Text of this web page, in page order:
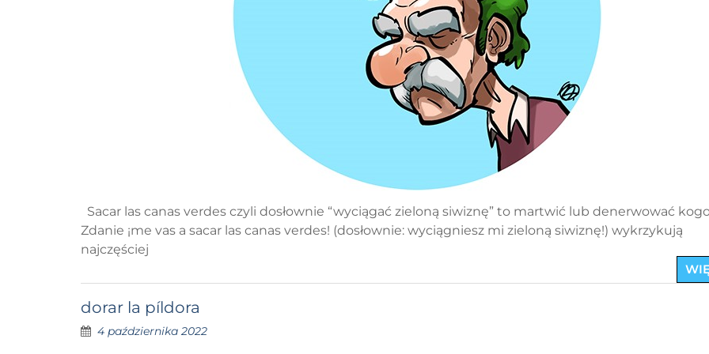
Sacar las canas verdes czyli dosłownie “wyciągać zieloną siwiznę” to martwić lub denerwować
Zdanie ¡me vas a sacar las canas verdes! (dosłownie: wyciągniesz mi zieloną siwiznę!) wykrzykują
najczęściej
dorar la píldora
4 października 2022